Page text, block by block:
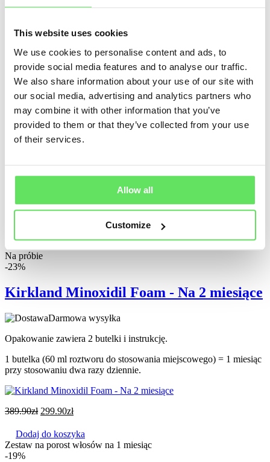
This website uses cookies
We use cookies to personalise content and ads, to
provide social media features and to analyse our traffic.
We also share information about your use of our site with
our social media, advertising and analytics partners who
may combine it with other information that you’ve
provided to them or that they’ve collected from your use
of their services.
Allow all
Customize
454.00zł 349.90zł
Dodaj do koszyka
-10%
Korzystny PAKIET
SET Minoxidil Foam - 2 miesiące +
Dermaroller
Darmowy transport
Na próbie
-23%
Kirkland Minoxidil Foam - Na 2 miesiące
Darmowa wysyłka
Opakowanie zawiera 2 butelki i instrukcję.
1 butelka (60 ml roztworu do stosowania miejscowego) = 1 miesiąc
przy stosowaniu dwa razy dziennie.
389.90zł 299.90zł
Dodaj do koszyka
Zestaw na porost włosów na 1 miesiąc
-19%